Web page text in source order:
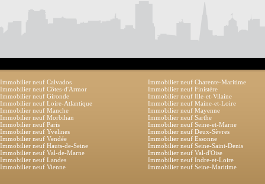
Immobilier neuf Calvados
Immobilier neuf Charente-Maritime
Immobilier neuf Côtes-d'Armor
Immobilier neuf Finistère
Immobilier neuf Gironde
Immobilier neuf Ille-et-Vilaine
Immobilier neuf Loire-Atlantique
Immobilier neuf Maine-et-Loire
Immobilier neuf Manche
Immobilier neuf Mayenne
Immobilier neuf Morbihan
Immobilier neuf Sarthe
Immobilier neuf Paris
Immobilier neuf Seine-et-Marne
Immobilier neuf Yvelines
Immobilier neuf Deux-Sèvres
Immobilier neuf Vendée
Immobilier neuf Essonne
Immobilier neuf Hauts-de-Seine
Immobilier neuf Seine-Saint-Denis
Immobilier neuf Val-de-Marne
Immobilier neuf Val-d'Oise
Immobilier neuf Landes
Immobilier neuf Indre-et-Loire
Immobilier neuf Vienne
Immobilier neuf Seine-Maritime